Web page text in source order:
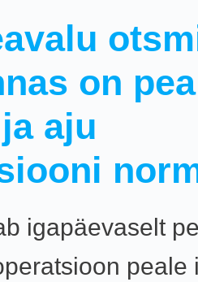
on
aju
igapäevaselt
peale